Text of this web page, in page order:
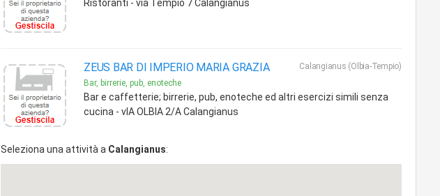
Ristoranti - via Tempio 7 Calangianus
ZEUS BAR DI IMPERIO MARIA GRAZIA
Calangianus (Olbia-Tempio)
Bar, birrerie, pub, enoteche
Bar e caffetterie; birrerie, pub, enoteche ed altri esercizi simili senza
cucina - vIA OLBIA 2/A Calangianus
Seleziona una attività a Calangianus: